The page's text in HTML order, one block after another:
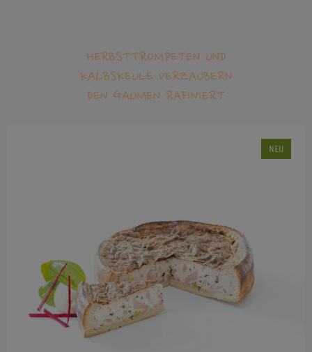
HERBSTTROMPETEN UND
KALBSKEULE VERZAUBERN
DEN GAUMEN RAFINIERT
NEU